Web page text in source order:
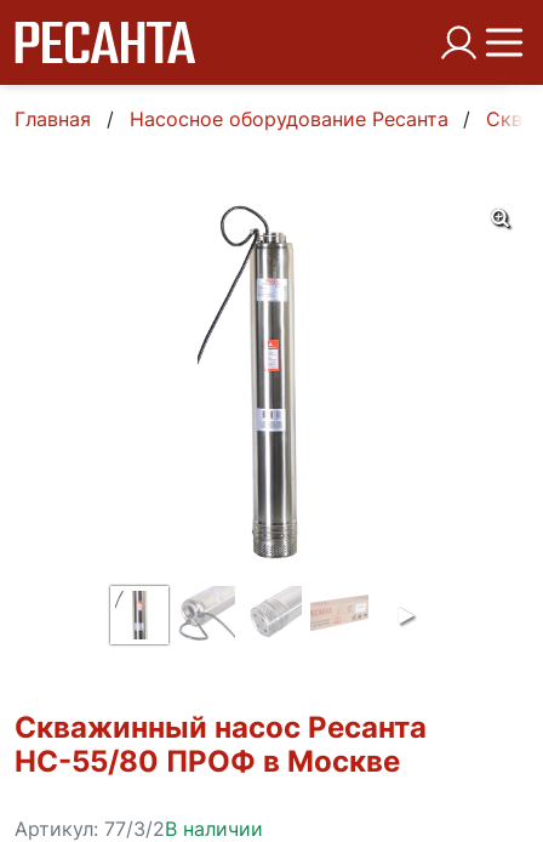
Главная Насосное оборудование Ресанта
Скважинный насос Ресанта
НС-55/80 ПРОФ в Москве
Артикул: 77/3/2В наличии